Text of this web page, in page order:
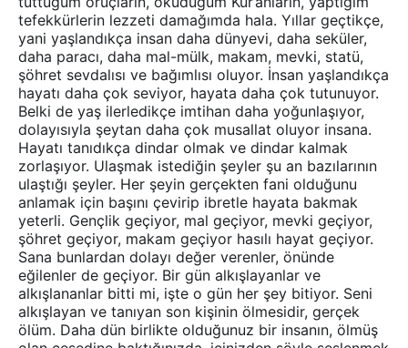
tefekkürlerin lezzeti damağımda hala. Yıllar geçtikçe,
yani yaşlandıkça insan daha dünyevi, daha seküler,
daha paracı, daha mal-mülk, makam, mevki, statü,
şöhret sevdalısı ve bağımlısı oluyor. İnsan yaşlandıkça
hayatı daha çok seviyor, hayata daha çok tutunuyor.
Belki de yaş ilerledikçe imtihan daha yoğunlaşıyor,
dolayısıyla şeytan daha çok musallat oluyor insana.
Hayatı tanıdıkça dindar olmak ve dindar kalmak
zorlaşıyor. Ulaşmak istediğin şeyler şu an bazılarının
ulaştığı şeyler. Her şeyin gerçekten fani olduğunu
anlamak için başını çevirip ibretle hayata bakmak
yeterli. Gençlik geçiyor, mal geçiyor, mevki geçiyor,
şöhret geçiyor, makam geçiyor hasılı hayat geçiyor.
Sana bunlardan dolayı değer verenler, önünde
eğilenler de geçiyor. Bir gün alkışlayanlar ve
alkışlananlar bitti mi, işte o gün her şey bitiyor. Seni
alkışlayan ve tanıyan son kişinin ölmesidir, gerçek
ölüm. Daha dün birlikte olduğunuz bir insanın, ölmüş